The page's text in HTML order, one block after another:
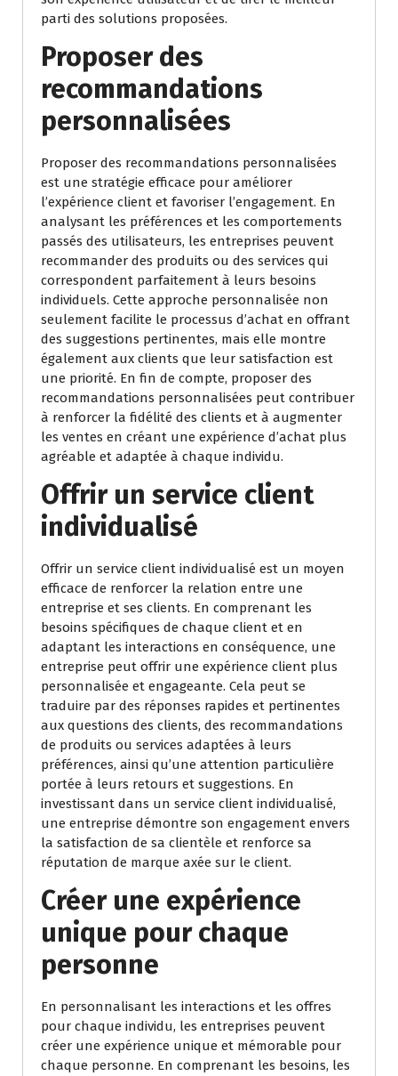
parti des solutions proposées.
Proposer des
recommandations
personnalisées
Proposer des recommandations personnalisées
est une stratégie efficace pour améliorer
l’expérience client et favoriser l’engagement. En
analysant les préférences et les comportements
passés des utilisateurs, les entreprises peuvent
recommander des produits ou des services qui
correspondent parfaitement à leurs besoins
individuels. Cette approche personnalisée non
seulement facilite le processus d’achat en offrant
des suggestions pertinentes, mais elle montre
également aux clients que leur satisfaction est
une priorité. En fin de compte, proposer des
recommandations personnalisées peut contribuer
à renforcer la fidélité des clients et à augmenter
les ventes en créant une expérience d’achat plus
agréable et adaptée à chaque individu.
Offrir un service client
individualisé
Offrir un service client individualisé est un moyen
efficace de renforcer la relation entre une
entreprise et ses clients. En comprenant les
besoins spécifiques de chaque client et en
adaptant les interactions en conséquence, une
entreprise peut offrir une expérience client plus
personnalisée et engageante. Cela peut se
traduire par des réponses rapides et pertinentes
aux questions des clients, des recommandations
de produits ou services adaptées à leurs
préférences, ainsi qu’une attention particulière
portée à leurs retours et suggestions. En
investissant dans un service client individualisé,
une entreprise démontre son engagement envers
la satisfaction de sa clientèle et renforce sa
réputation de marque axée sur le client.
Créer une expérience
unique pour chaque
personne
En personnalisant les interactions et les offres
pour chaque individu, les entreprises peuvent
créer une expérience unique et mémorable pour
chaque personne. En comprenant les besoins, les